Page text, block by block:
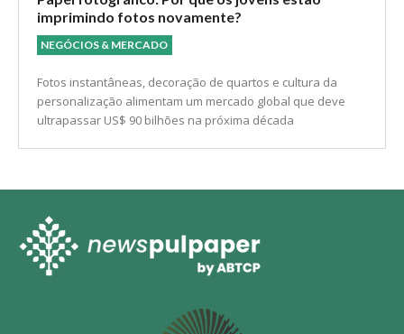
imprimindo fotos novamente?
NEGÓCIOS & MERCADO
Fotos instantâneas, decoração de quartos e cultura da
personalização alimentam um mercado global que deve
ultrapassar US$ 90 bilhões na próxima década